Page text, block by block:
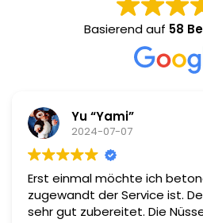
Basierend auf 58
Yu “Yami”
2024-07-07
Erst einmal möchte ich
zugewandt der Service ist.
sehr gut zubereitet. Die